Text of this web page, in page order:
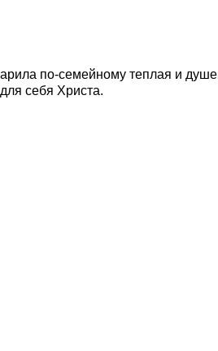
по-семейному теплая и
себя Христа.